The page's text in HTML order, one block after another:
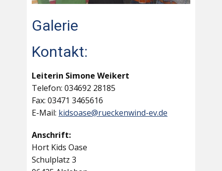
Galerie
Kontakt:
Leiterin Simone Weikert
Telefon: 034692 28185
Fax: 03471 3465616
E-Mail: kidsoase@rueckenwind-ev.de
Anschrift:
Hort Kids Oase
Schulplatz 3